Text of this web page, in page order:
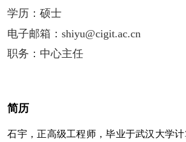
学历：硕士
电子邮箱：shiyu@cigit.ac.cn
职务： 中心主任
简历
石宇，正高级工程师，毕业于武汉大学